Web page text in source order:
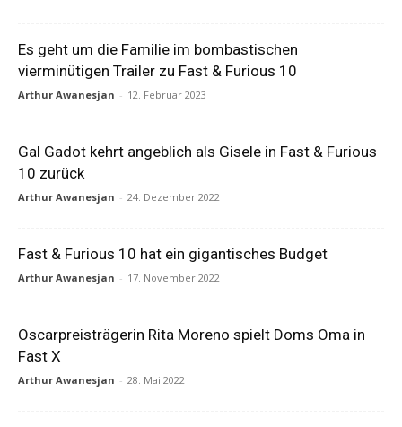
Es geht um die Familie im bombastischen
vierminütigen Trailer zu Fast & Furious 10
Arthur Awanesjan - 12. Februar 2023
Gal Gadot kehrt angeblich als Gisele in Fast & Furious
10 zurück
Arthur Awanesjan - 24. Dezember 2022
Fast & Furious 10 hat ein gigantisches Budget
Arthur Awanesjan - 17. November 2022
Oscarpreisträgerin Rita Moreno spielt Doms Oma in
Fast X
Arthur Awanesjan - 28. Mai 2022